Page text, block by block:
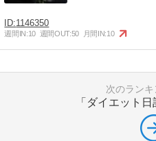
1146350
週間IN:10 週間OUT:50 月間IN:10
次のラン
「ダイエット日